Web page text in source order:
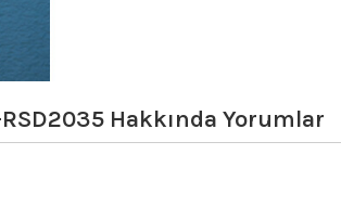
Hakkında Yorumlar